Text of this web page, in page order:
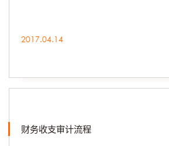
2017.04.14
财务收支审计流程